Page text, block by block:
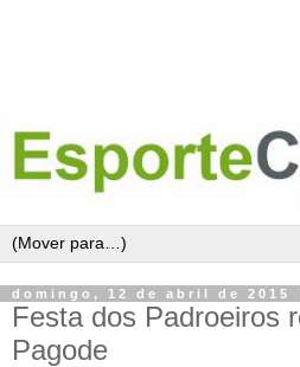
domingo, 12 de abril de 2015
Festa dos Padroeiros
Pagode